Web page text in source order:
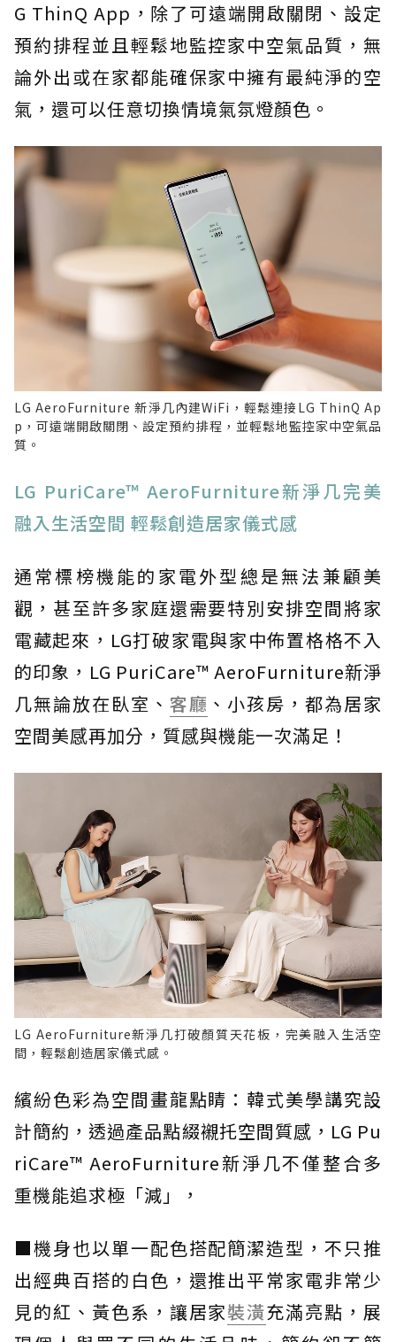
G ThinQ App，除了可遠端開啟關閉、設定
預約排程並且輕鬆地監控家中空氣品質，無
論外出或在家都能確保家中擁有最純淨的空
氣，還可以任意切換情境氣氛燈顏色。
LG AeroFurniture 新淨几內建WiFi，輕鬆連接LG ThinQ Ap
p，可遠端開啟關閉、設定預約排程，並輕鬆地監控家中空氣品
質。
LG PuriCare™ AeroFurniture新淨几完美
融入生活空間 輕鬆創造居家儀式感
通常標榜機能的家電外型總是無法兼顧美
觀，甚至許多家庭還需要特別安排空間將家
電藏起來，LG打破家電與家中佈置格格不入
的印象，LG PuriCare™ AeroFurniture新淨
几無論放在臥室、 客廳 、小孩房，都為居家
空間美感再加分，質感與機能一次滿足！
LG AeroFurniture新淨几打破顏質天花板，完美融入生活空
間，輕鬆創造居家儀式感。
繽紛色彩為空間畫龍點睛：韓式美學講究設
計簡約，透過產品點綴襯托空間質感，LG Pu
riCare™ AeroFurniture新淨几不僅整合多
重機能追求極「減」，
■機身也以單一配色搭配簡潔造型，不只推
出經典百搭的白色，還推出平常家電非常少
見的紅、黃色系，讓居家裝潢充滿亮點，展